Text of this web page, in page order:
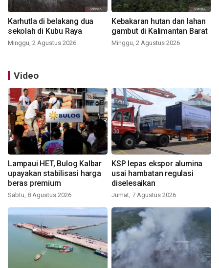
Karhutla di belakang dua
sekolah di Kubu Raya
Minggu, 2 Agustus 2026
Kebakaran hutan dan lahan
gambut di Kalimantan Barat
Minggu, 2 Agustus 2026
Video
Lampaui HET, Bulog Kalbar
upayakan stabilisasi harga
beras premium
Sabtu, 8 Agustus 2026
KSP lepas ekspor alumina
usai hambatan regulasi
diselesaikan
Jumat, 7 Agustus 2026